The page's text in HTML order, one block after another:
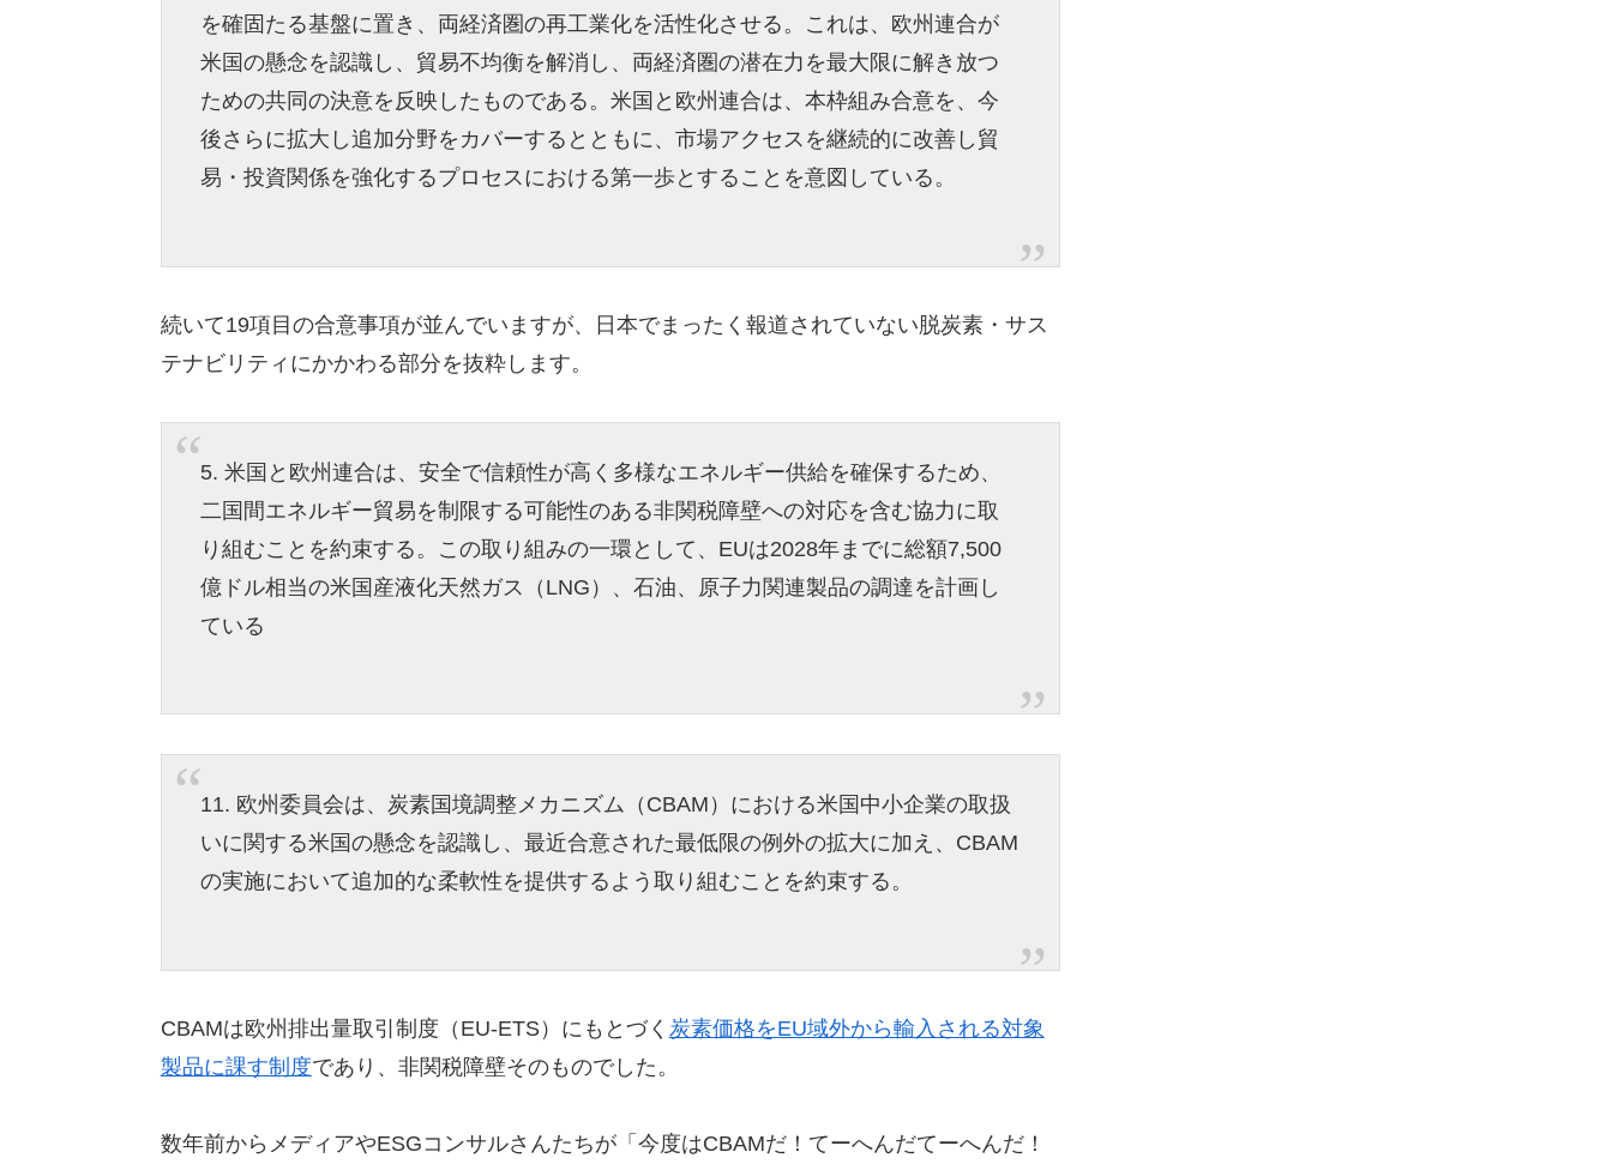
を確固たる基盤に置き、両経済圏の再工業化を活性化させる。これは、欧州連合が
米国の懸念を認識し、貿易不均衡を解消し、両経済圏の潜在力を最大限に解き放つ
ための共同の決意を反映したものである。米国と欧州連合は、本枠組み合意を、今
後さらに拡大し追加分野をカバーするとともに、市場アクセスを継続的に改善し貿
易・投資関係を強化するプロセスにおける第一歩とすることを意図している。
続いて19項目の合意事項が並んでいますが、日本でまったく報道されていない脱炭素・サス
テナビリティにかかわる部分を抜粋します。
5. 米国と欧州連合は、安全で信頼性が高く多様なエネルギー供給を確保するため、
二国間エネルギー貿易を制限する可能性のある非関税障壁への対応を含む協力に取
り組むことを約束する。この取り組みの一環として、EUは2028年までに総額7,500
億ドル相当の米国産液化天然ガス（LNG）、石油、原子力関連製品の調達を計画し
ている
11. 欧州委員会は、炭素国境調整メカニズム（CBAM）における米国中小企業の取扱
いに関する米国の懸念を認識し、最近合意された最低限の例外の拡大に加え、CBAM
の実施において追加的な柔軟性を提供するよう取り組むことを約束する。
CBAMは欧州排出量取引制度（EU-ETS）にもとづく 炭素価格をEU域外から輸入される対象
製品に課す制度であり、非関税障壁そのものでした。
数年前からメディアやESGコンサルさんたちが「今度はCBAMだ！てーへんだてーへんだ！